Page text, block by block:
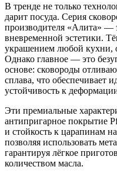
В тренде не только
дарит посуда. Серия
производителя «Алита» —
вневременной эстетики.
украшением любой кухни,
Однако главное — это
основе: сковороды
сплава, что обеспечивает
устойчивость к
Эти премиальные
антипригарное покрытие
и стойкость к царапинам
позволяя использовать
гарантируя лёгкое
количеством масла.